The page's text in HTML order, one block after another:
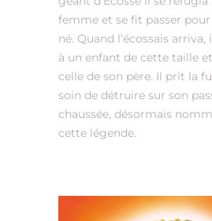
femme et se fit passer
né. Quand l’écossais
à un enfant de cette taille
celle de son père. Il prit la
soin de détruire sur son
chaussée, désormais
cette légende.